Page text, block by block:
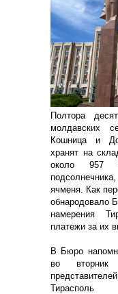
Полтора
молдавских
Кошница и
хранят на
около 957
ячменя. Как
обнародовало
намерения
платежи за их
В Бюро
во вторник